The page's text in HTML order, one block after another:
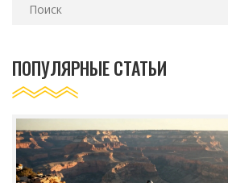
ПОПУЛЯРНЫЕ СТАТЬИ